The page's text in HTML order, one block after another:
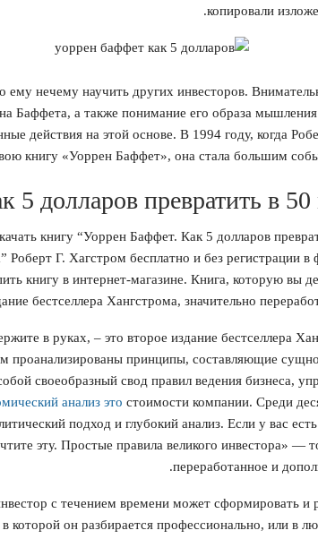
копировали
ему нечему научить других инвесторов.
Баффета, а также понимание его образа
действия на этой основе. В 1994 году, когда
книгу «Уоррен Баффет», она стала большим
5 долларов превратить в
книгу “Уоррен Баффет. Как 5 долларов
Роберт Г. Хагстром бесплатно и без регистрации
книгу в интернет-магазине. Книга, которую вы
бестселлера Хангстрома, значительно
в руках, – это второе издание бестселлера
проанализированы принципы, составляющие
своеобразный свод правил ведения бизнеса,
анализ это стоимости компании. Среди
подход и глубокий анализ. Если у вас
эту. Простые правила великого инвестора» —
переработанное и
с течением времени может сформировать и
которой он разбирается профессионально, или в